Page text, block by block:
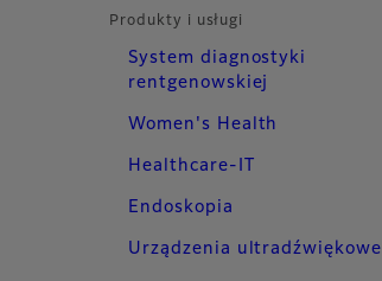
Produkty i usługi
System diagnostyki
rentgenowskiej
Women's Health
Healthcare-IT
Endoskopia
Urządzenia ultradźwiękowe